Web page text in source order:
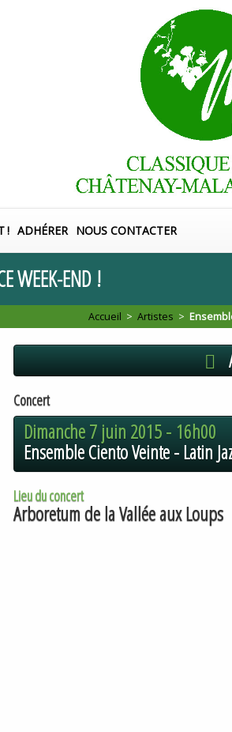
! ADHÉRER NOUS CONTACTER
WEEK-END !
Accueil >Artistes >
Concert
Dimanche 7 juin 2015 - 16h00
Ensemble Ciento Veinte - Latin
Lieu du concert
Arboretum de la Vallée aux Loups